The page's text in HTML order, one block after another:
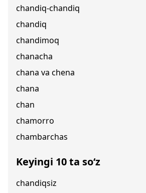
chandiq-chandiq
chandiq
chandimoq
chanacha
chana va chena
chana
chan
chamorro
chambarchas
Keyingi 10 ta so‘z
chandiqsiz